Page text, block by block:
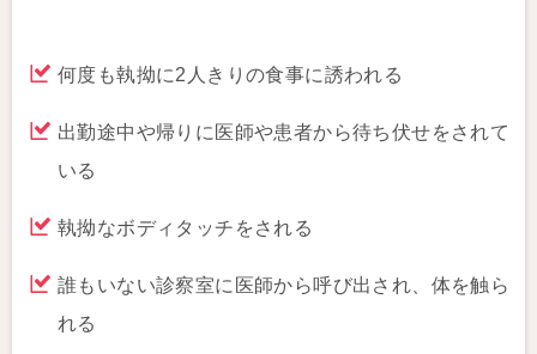
何度も執拗に2人きりの食事に誘われる
出勤途中や帰りに医師や患者から待ち伏せをされて
いる
執拗なボディタッチをされる
誰もいない診察室に医師から呼び出され、体を触ら
れる